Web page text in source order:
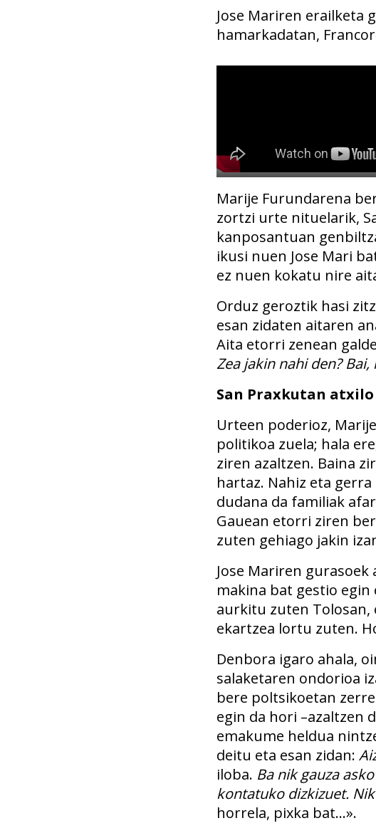
Jose Mariren erailketa
hamarkadatan,
Marije Furundarena
zortzi urte nituelarik,
kanposantuan
ikusi nuen Jose Mari
ez nuen kokatu nire
Orduz geroztik hasi
esan zidaten aitaren
Aita etorri zenean
Zea jakin nahi den? Bai,
San Praxkutan
Urteen poderioz,
politikoa zuela; hala
ziren azaltzen. Baina
hartaz. Nahiz eta
dudana da familiak
Gauean etorri ziren
zuten gehiago jakin
Jose Mariren
makina bat gestio
aurkitu zuten
ekartzea lortu zuten.
Denbora igaro ahala,
salaketaren ondorioa
bere poltsikoetan
egin da hori –azaltzen
emakume heldua
deitu eta esan zidan:
iloba. Ba nik gauza
kontatuko dizkizuet.
horrela, pixka bat…».